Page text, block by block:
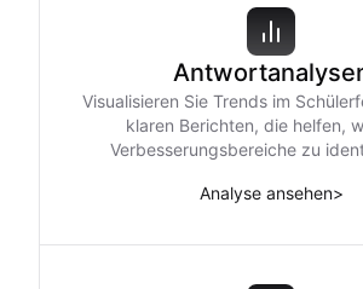
Visualisieren Sie Trends im
klaren Berichten, die helfen,
Verbesserungsbereiche zu
Analyse ansehen>